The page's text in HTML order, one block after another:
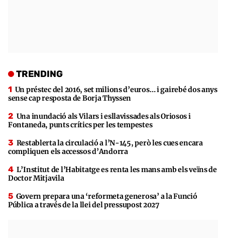
TRENDING
Un préstec del 2016, set milions d’euros… i gairebé dos anys
sense cap resposta de Borja Thyssen
Una inundació als Vilars i esllavissades als Oriosos i
Fontaneda, punts crítics per les tempestes
Restablerta la circulació a l’N-145, però les cues encara
compliquen els accessos d’Andorra
L’Institut de l’Habitatge es renta les mans amb els veïns de
Doctor Mitjavila
Govern prepara una ‘reformeta generosa’ a la Funció
Pública a través de la llei del pressupost 2027